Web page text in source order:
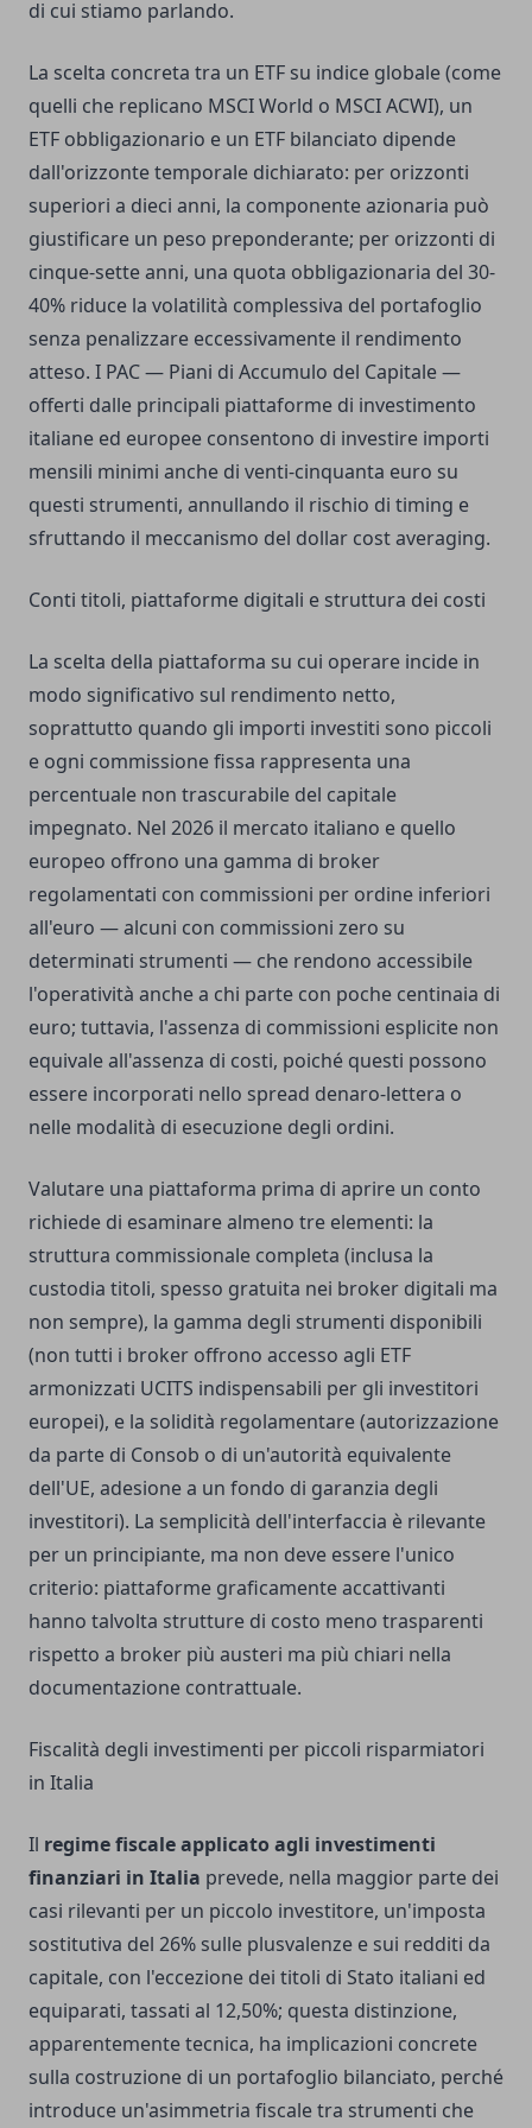
di cui stiamo parlando.
La scelta concreta tra un ETF su indice globale (come
quelli che replicano MSCI World o MSCI ACWI), un
ETF obbligazionario e un ETF bilanciato dipende
dall'orizzonte temporale dichiarato: per orizzonti
superiori a dieci anni, la componente azionaria può
giustificare un peso preponderante; per orizzonti di
cinque-sette anni, una quota obbligazionaria del 30-
40% riduce la volatilità complessiva del portafoglio
senza penalizzare eccessivamente il rendimento
atteso. I PAC — Piani di Accumulo del Capitale —
offerti dalle principali piattaforme di investimento
italiane ed europee consentono di investire importi
mensili minimi anche di venti-cinquanta euro su
questi strumenti, annullando il rischio di timing e
sfruttando il meccanismo del dollar cost averaging.
Conti titoli, piattaforme digitali e struttura dei costi
La scelta della piattaforma su cui operare incide in
modo significativo sul rendimento netto,
soprattutto quando gli importi investiti sono piccoli
e ogni commissione fissa rappresenta una
percentuale non trascurabile del capitale
impegnato. Nel 2026 il mercato italiano e quello
europeo offrono una gamma di broker
regolamentati con commissioni per ordine inferiori
all'euro — alcuni con commissioni zero su
determinati strumenti — che rendono accessibile
l'operatività anche a chi parte con poche centinaia di
euro; tuttavia, l'assenza di commissioni esplicite non
equivale all'assenza di costi, poiché questi possono
essere incorporati nello spread denaro-lettera o
nelle modalità di esecuzione degli ordini.
Valutare una piattaforma prima di aprire un conto
richiede di esaminare almeno tre elementi: la
struttura commissionale completa (inclusa la
custodia titoli, spesso gratuita nei broker digitali ma
non sempre), la gamma degli strumenti disponibili
(non tutti i broker offrono accesso agli ETF
armonizzati UCITS indispensabili per gli investitori
europei), e la solidità regolamentare (autorizzazione
da parte di Consob o di un'autorità equivalente
dell'UE, adesione a un fondo di garanzia degli
investitori). La semplicità dell'interfaccia è rilevante
per un principiante, ma non deve essere l'unico
criterio: piattaforme graficamente accattivanti
hanno talvolta strutture di costo meno trasparenti
rispetto a broker più austeri ma più chiari nella
documentazione contrattuale.
Fiscalità degli investimenti per piccoli risparmiatori
in Italia
Il regime fiscale applicato agli investimenti
finanziari in Italia prevede, nella maggior parte dei
casi rilevanti per un piccolo investitore, un'imposta
sostitutiva del 26% sulle plusvalenze e sui redditi da
capitale, con l'eccezione dei titoli di Stato italiani ed
equiparati, tassati al 12,50%; questa distinzione,
apparentemente tecnica, ha implicazioni concrete
sulla costruzione di un portafoglio bilanciato, perché
introduce un'asimmetria fiscale tra strumenti che